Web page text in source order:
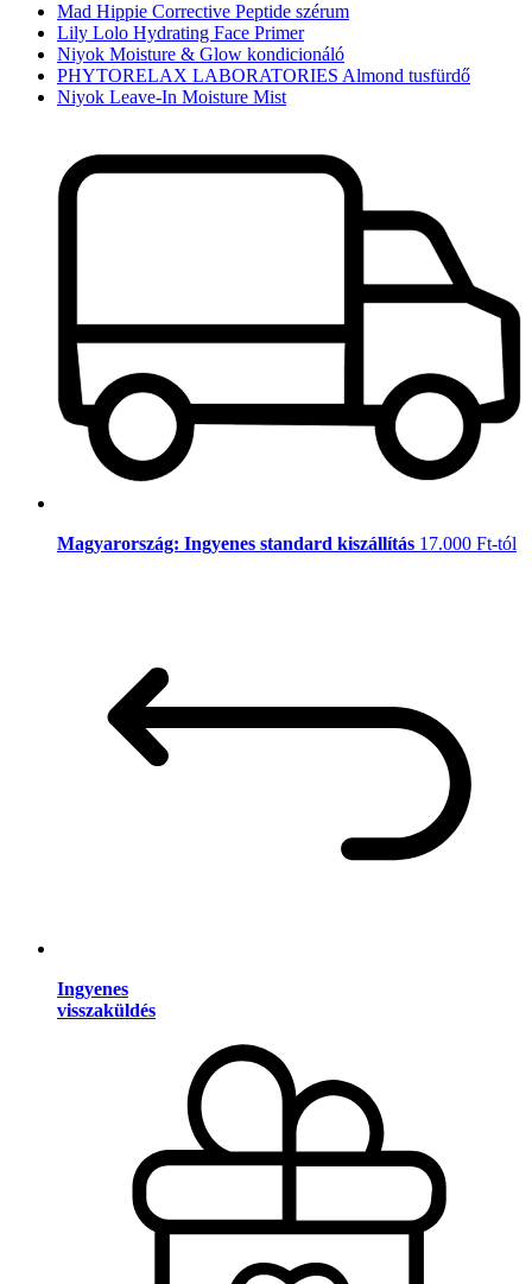
Mad Hippie Corrective Peptide szérum
Lily Lolo Hydrating Face Primer
Niyok Moisture & Glow kondicionáló
PHYTORELAX LABORATORIES Almond tusfürdő
Niyok Leave-In Moisture Mist
Magyarország: Ingyenes standard kiszállítás 17.000 Ft-tól
Ingyenes
visszaküldés